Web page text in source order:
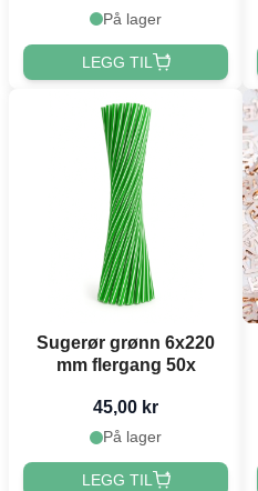
På lager
LEGG TIL
Sugerør grønn 6x220
mm flergang 50x
45,00 kr
På lager
LEGG TIL